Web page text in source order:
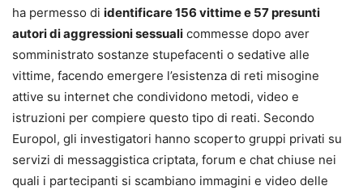
ha permesso di identificare 156 vittime e 57 presunti
autori di aggressioni sessuali commesse dopo aver
somministrato sostanze stupefacenti o sedative alle
vittime, facendo emergere l’esistenza di reti misogine
attive su internet che condividono metodi, video e
istruzioni per compiere questo tipo di reati. Secondo
Europol, gli investigatori hanno scoperto gruppi privati su
servizi di messaggistica criptata, forum e chat chiuse nei
quali i partecipanti si scambiano immagini e video delle